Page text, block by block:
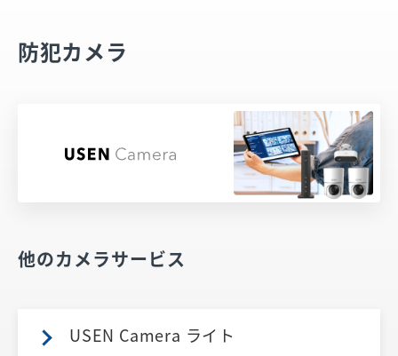
防犯カメラ
他のカメラサービス
USEN Camera ライト